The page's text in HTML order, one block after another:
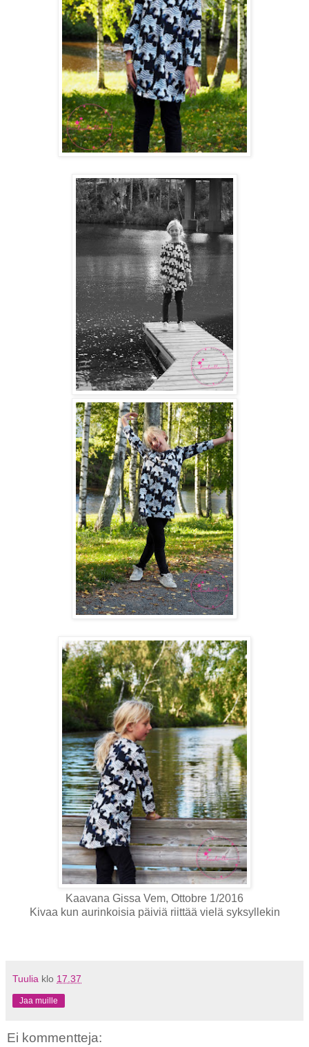
Kaavana Gissa Vem, Ottobre 1/2016
Kivaa kun aurinkoisia päiviä riittää vielä syksyllekin
Tuulia klo 17.37
Jaa muille
Ei kommentteja: